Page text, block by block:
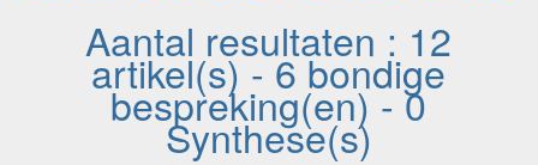
Aantal resultaten : 12
artikel(s) - 6 bondige
bespreking(en) - 0
Synthese(s)